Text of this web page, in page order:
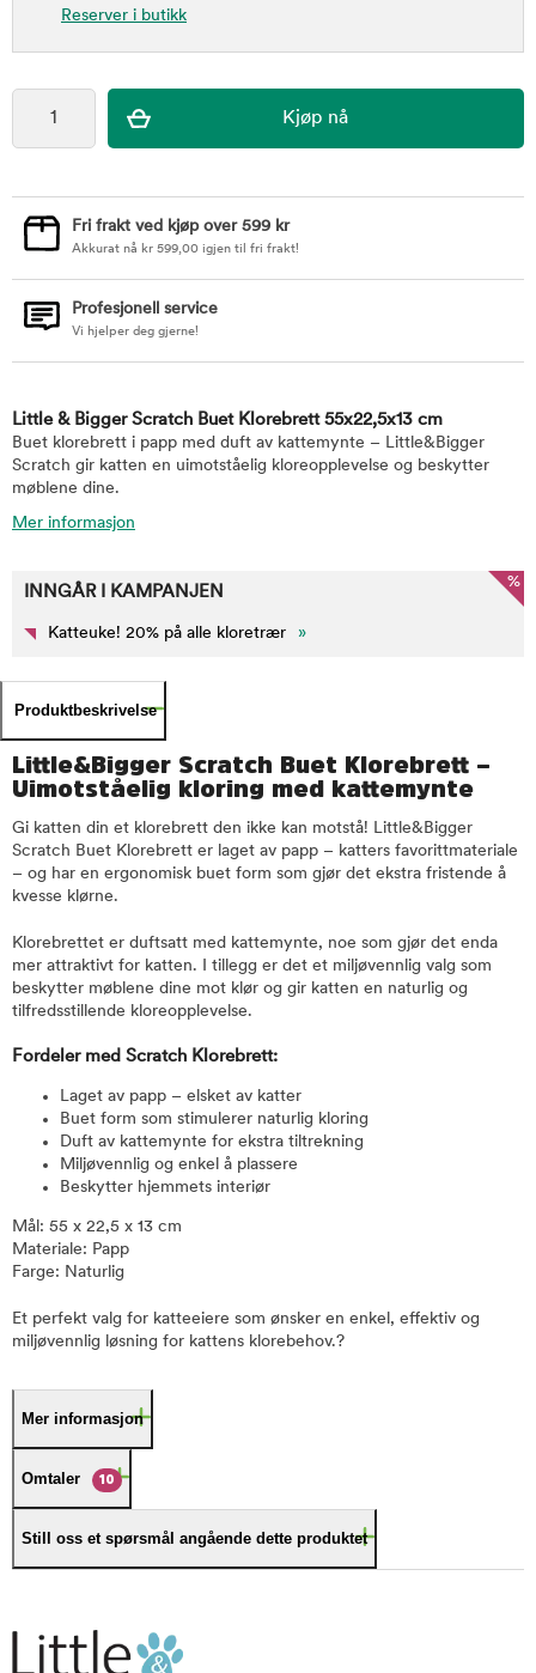
Reserver i butikk
Fri frakt ved kjøp over 599 kr
Akkurat nå kr 599,00 igjen til fri frakt!
Profesjonell service
Vi hjelper deg gjerne!
Little & Bigger Scratch Buet Klorebrett 55x22,5x13 cm
Buet klorebrett i papp med duft av kattemynte – Little&Bigger
Scratch gir katten en uimotståelig kloreopplevelse og beskytter
møblene dine.
Mer informasjon
%
INNGÅR I KAMPANJEN
Katteuke! 20% på alle kloretrær »
Produktbeskrivelse
Little&Bigger Scratch Buet Klorebrett –
Uimotståelig kloring med kattemynte
Gi katten din et klorebrett den ikke kan motstå! Little&Bigger
Scratch Buet Klorebrett er laget av papp – katters favorittmateriale
– og har en ergonomisk buet form som gjør det ekstra fristende å
kvesse klørne.
Klorebrettet er duftsatt med kattemynte, noe som gjør det enda
mer attraktivt for katten. I tillegg er det et miljøvennlig valg som
beskytter møblene dine mot klør og gir katten en naturlig og
tilfredsstillende kloreopplevelse.
Fordeler med Scratch Klorebrett:
Laget av papp – elsket av katter
Buet form som stimulerer naturlig kloring
Duft av kattemynte for ekstra tiltrekning
Miljøvennlig og enkel å plassere
Beskytter hjemmets interiør
Mål: 55 x 22,5 x 13 cm
Materiale: Papp
Farge: Naturlig
Et perfekt valg for katteeiere som ønsker en enkel, effektiv og
miljøvennlig løsning for kattens klorebehov.?
Mer informasjon
Omtaler 10
Still oss et spørsmål angående dette produktet